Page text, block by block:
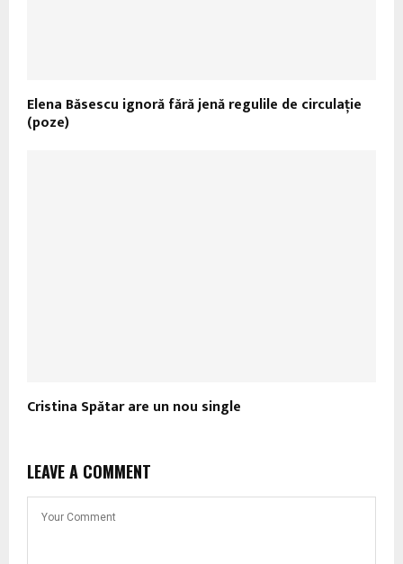
Elena Băsescu ignoră fără jenă regulile de circulaţie
(poze)
Cristina Spătar are un nou single
LEAVE A COMMENT